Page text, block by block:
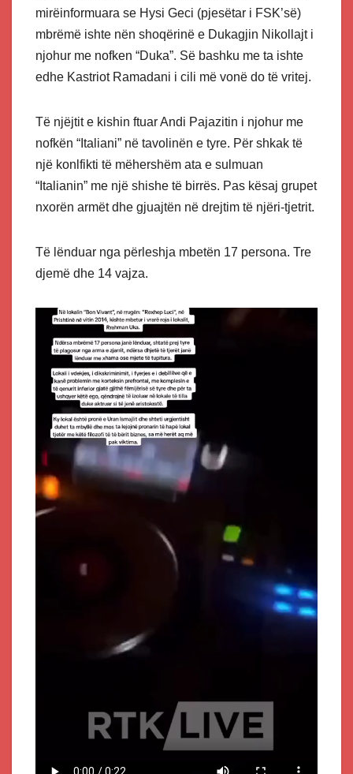
mirëinformuara se Hysi Geci (pjesëtar i FSK’së)
mbrëmë ishte nën shoqërinë e Dukagjin Nikollajt i
njohur me nofken “Duka”. Së bashku me ta ishte
edhe Kastriot Ramadani i cili më vonë do të vritej.
Të njëjtit e kishin ftuar Andi Pajazitin i njohur me
nofkën “Italiani” në tavolinën e tyre. Për shkak të
një konlfikti të mëhershëm ata e sulmuan
“Italianin” me një shishe të birrës. Pas kësaj grupet
nxorën armët dhe gjuajtën në drejtim të njëri-tjetrit.
Të lënduar nga përleshja mbetën 17 persona. Tre
djemë dhe 14 vajza.